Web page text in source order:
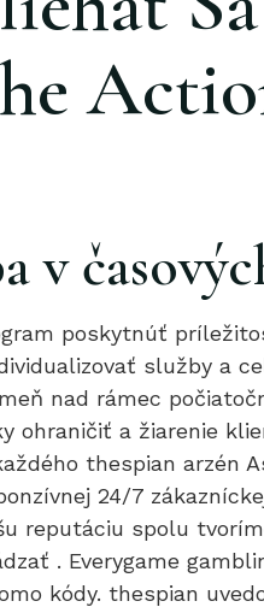
v
poskytnúť
služby a
nad rámec
ohraničiť a žiarenie
thespian arzén
24/7
reputáciu spolu
. Everygame
kódy. thespian